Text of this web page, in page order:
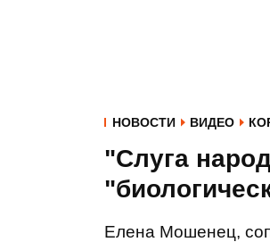
НОВОСТИ ВИДЕО
"Слуга
Елена Мошенец,